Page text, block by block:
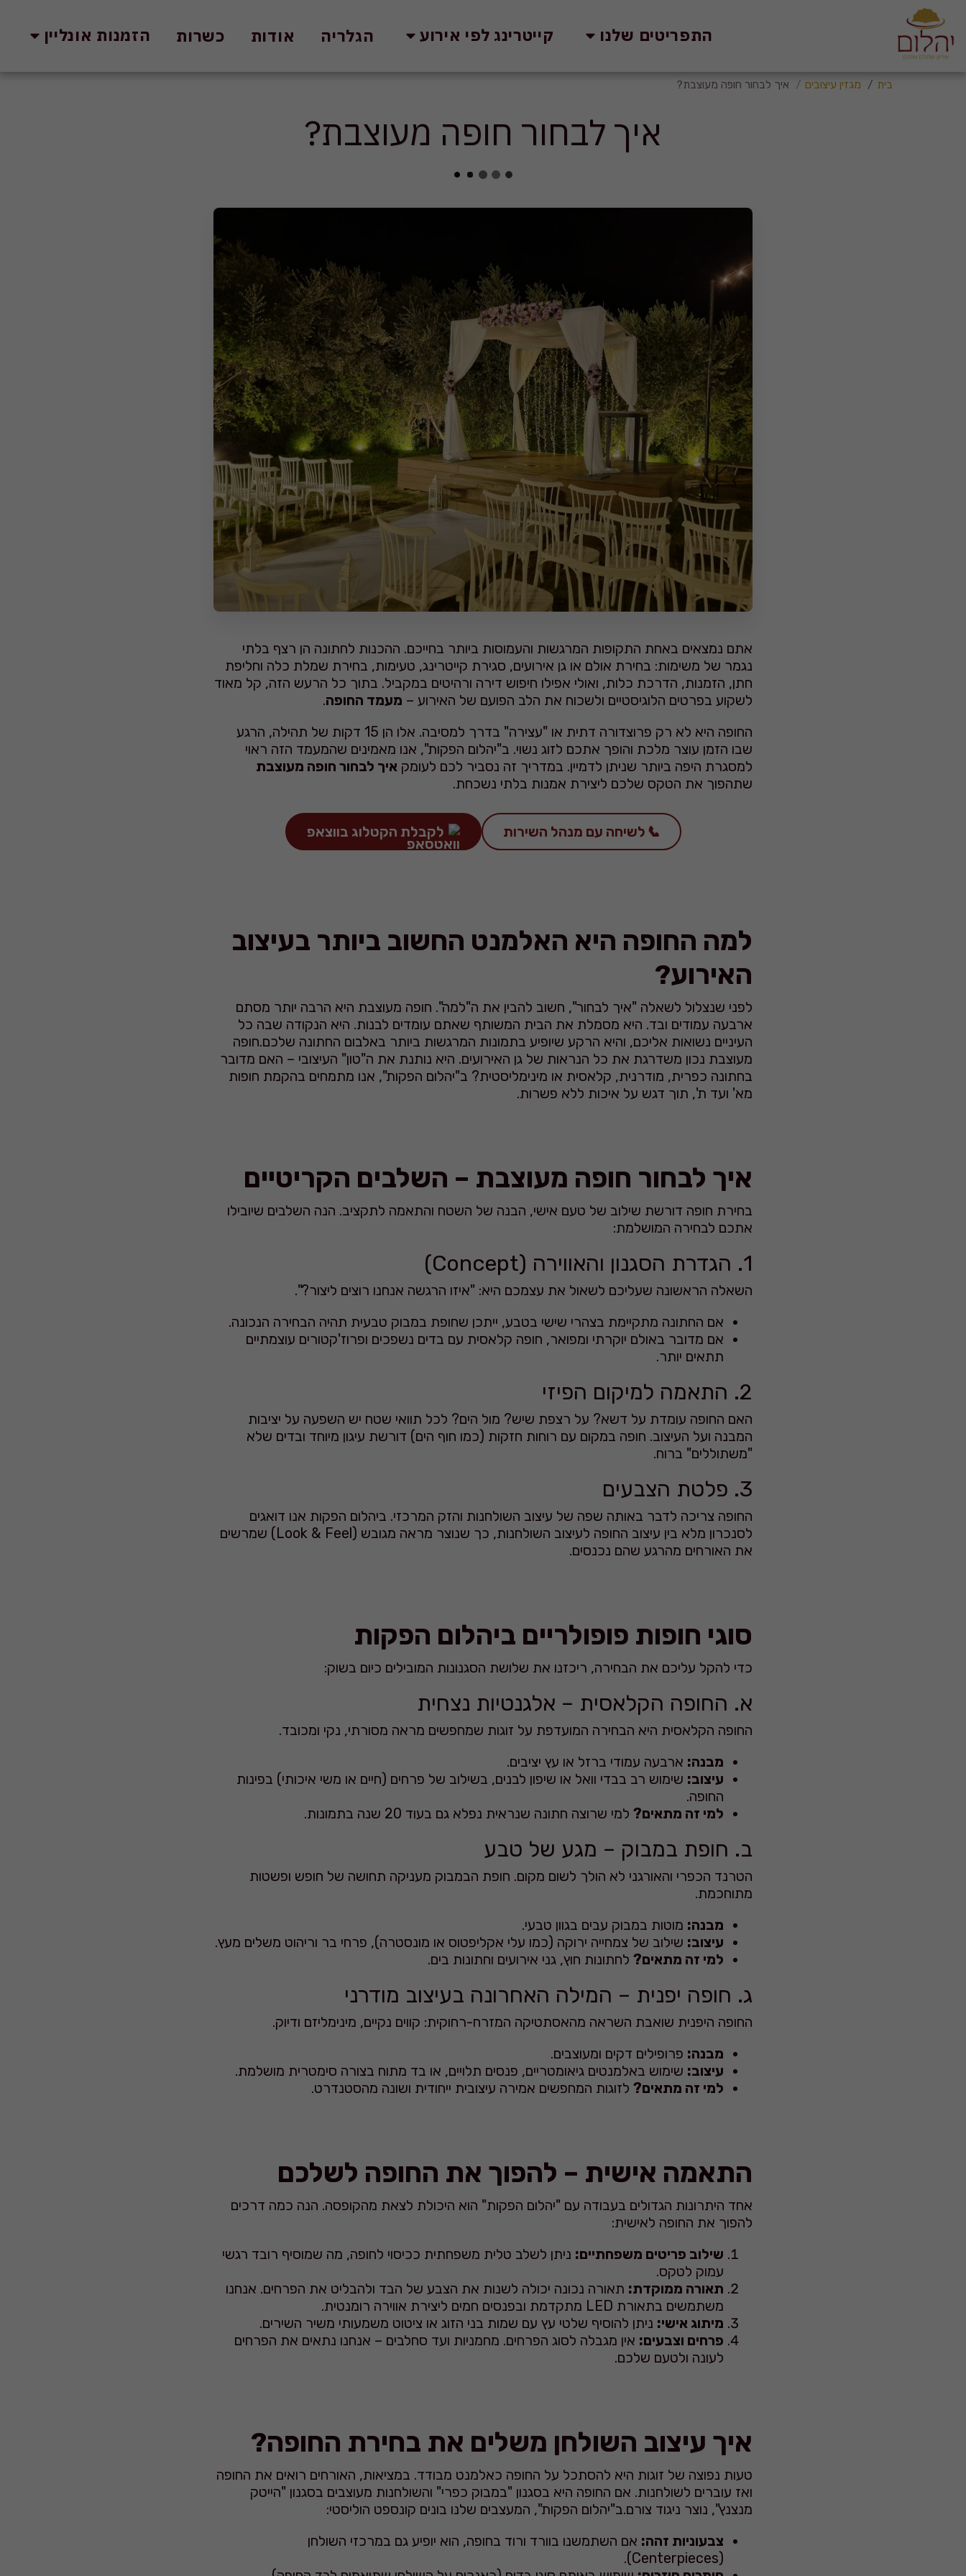
התפריטים שלנו קייטרינג לפי אירוע הגלריה אודות כשרות הזמנות אונליין
בית מגזין עיצובים איך לבחור חופה מעוצבת?
איך לבחור חופה מעוצבת?
אתם נמצאים באחת התקופות המרגשות והעמוסות ביותר בחייכם. ההכנות לחתונה הן רצף בלתי
נגמר של משימות: בחירת אולם או גן אירועים, סגירת קייטרינג, טעימות, בחירת שמלת כלה וחליפת
חתן, הזמנות, הדרכת כלות, ואולי אפילו חיפוש דירה ורהיטים במקביל. בתוך כל הרעש הזה, קל מאוד
לשקוע בפרטים הלוגיסטיים ולשכוח את הלב הפועם של האירוע – מעמד החופה.
החופה היא לא רק פרוצדורה דתית או "עצירה" בדרך למסיבה. אלו הן 15 דקות של תהילה, הרגע
שבו הזמן עוצר מלכת והופך אתכם לזוג נשוי. ב"יהלום הפקות", אנו מאמינים שהמעמד הזה ראוי
למסגרת היפה ביותר שניתן לדמיין. במדריך זה נסביר לכם לעומק איך לבחור חופה מעוצבת
שתהפוך את הטקס שלכם ליצירת אמנות בלתי נשכחת.
למה החופה היא האלמנט החשוב ביותר בעיצוב
האירוע?
לפני שנצלול לשאלה "איך לבחור", חשוב להבין את ה"למה". חופה מעוצבת היא הרבה יותר מסתם
ארבעה עמודים ובד. היא מסמלת את הבית המשותף שאתם עומדים לבנות. היא הנקודה שבה כל
העיניים נשואות אליכם, והיא הרקע שיופיע בתמונות המרגשות ביותר באלבום החתונה שלכם.חופה
מעוצבת נכון משדרגת את כל הנראות של גן האירועים. היא נותנת את ה"טון" העיצובי – האם מדובר
בחתונה כפרית, מודרנית, קלאסית או מינימליסטית? ב"יהלום הפקות", אנו מתמחים בהקמת חופות
מא' ועד ת', תוך דגש על איכות ללא פשרות.
איך לבחור חופה מעוצבת – השלבים הקריטיים
בחירת חופה דורשת שילוב של טעם אישי, הבנה של השטח והתאמה לתקציב. הנה השלבים שיובילו
אתכם לבחירה המושלמת:
1. הגדרת הסגנון והאווירה (Concept)
השאלה הראשונה שעליכם לשאול את עצמכם היא: "איזו הרגשה אנחנו רוצים ליצור?".
אם החתונה מתקיימת בצהרי שישי בטבע, ייתכן שחופת במבוק טבעית תהיה הבחירה הנכונה.
אם מדובר באולם יוקרתי ומפואר, חופה קלאסית עם בדים נשפכים ופרוז'קטורים עוצמתיים
תתאים יותר.
2. התאמה למיקום הפיזי
האם החופה עומדת על דשא? על רצפת שיש? מול הים? לכל תוואי שטח יש השפעה על יציבות
המבנה ועל העיצוב. חופה במקום עם רוחות חזקות (כמו חוף הים) דורשת עיגון מיוחד ובדים שלא
"משתוללים" ברוח.
3. פלטת הצבעים
החופה צריכה לדבר באותה שפה של עיצוב השולחנות והזק המרכזי. ביהלום הפקות אנו דואגים
לסנכרון מלא בין עיצוב החופה לעיצוב השולחנות, כך שנוצר מראה מגובש (Look & Feel) שמרשים
את האורחים מהרגע שהם נכנסים.
סוגי חופות פופולריים ביהלום הפקות
כדי להקל עליכם את הבחירה, ריכזנו את שלושת הסגנונות המובילים כיום בשוק:
א. החופה הקלאסית – אלגנטיות נצחית
החופה הקלאסית היא הבחירה המועדפת על זוגות שמחפשים מראה מסורתי, נקי ומכובד.
מבנה: ארבעה עמודי ברזל או עץ יציבים.
עיצוב: שימוש רב בבדי וואל או שיפון לבנים, בשילוב של פרחים (חיים או משי איכותי) בפינות
החופה.
למי זה מתאים? למי שרוצה חתונה שנראית נפלא גם בעוד 20 שנה בתמונות.
ב. חופת במבוק – מגע של טבע
הטרנד הכפרי והאורגני לא הולך לשום מקום. חופת הבמבוק מעניקה תחושה של חופש ופשטות
מתוחכמת.
מבנה: מוטות במבוק עבים בגוון טבעי.
עיצוב: שילוב של צמחייה ירוקה (כמו עלי אקליפטוס או מונסטרה), פרחי בר וריהוט משלים מעץ.
למי זה מתאים? לחתונות חוץ, גני אירועים וחתונות בים.
ג. חופה יפנית – המילה האחרונה בעיצוב מודרני
החופה היפנית שואבת השראה מהאסתטיקה המזרח-רחוקית: קווים נקיים, מינימליזם ודיוק.
מבנה: פרופילים דקים ומעוצבים.
עיצוב: שימוש באלמנטים גיאומטריים, פנסים תלויים, או בד מתוח בצורה סימטרית מושלמת.
למי זה מתאים? לזוגות המחפשים אמירה עיצובית ייחודית ושונה מהסטנדרט.
התאמה אישית – להפוך את החופה לשלכם
אחד היתרונות הגדולים בעבודה עם "יהלום הפקות" הוא היכולת לצאת מהקופסה. הנה כמה דרכים
להפוך את החופה לאישית:
שילוב פריטים משפחתיים: ניתן לשלב טלית משפחתית ככיסוי לחופה, מה שמוסיף רובד רגשי
עמוק לטקס.
תאורה ממוקדת: תאורה נכונה יכולה לשנות את הצבע של הבד ולהבליט את הפרחים. אנחנו
משתמשים בתאורת LED מתקדמת ובפנסים חמים ליצירת אווירה רומנטית.
מיתוג אישי: ניתן להוסיף שלטי עץ עם שמות בני הזוג או ציטוט משמעותי משיר השירים.
פרחים וצבעים: אין מגבלה לסוג הפרחים. מחמניות ועד סחלבים – אנחנו נתאים את הפרחים
לעונה ולטעם שלכם.
איך עיצוב השולחן משלים את בחירת החופה?
טעות נפוצה של זוגות היא להסתכל על החופה כאלמנט מבודד. במציאות, האורחים רואים את החופה
ואז עוברים לשולחנות. אם החופה היא בסגנון "במבוק כפרי" והשולחנות מעוצבים בסגנון "הייטק
מנצנץ", נוצר ניגוד צורם.ב"יהלום הפקות", המעצבים שלנו בונים קונספט הוליסטי:
צבעוניות זהה: אם השתמשנו בוורד ורוד בחופה, הוא יופיע גם במרכזי השולחן
(Centerpieces).